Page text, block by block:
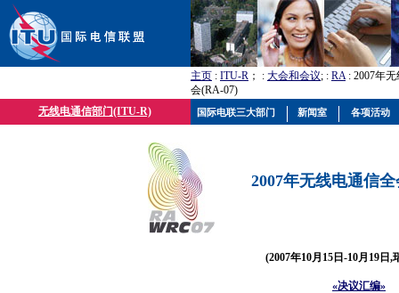
主页 : ITU-R ； : 大会和会议; : RA: 2007年
会(RA-07)
无线电通信部门(ITU-R)
2007年无线电通信
(2007年10月15日-10月19日,
«决议汇编»
国际电联三大部门 新闻室 各项活动